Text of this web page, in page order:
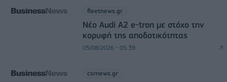
fleetnews.gr
Νέο Audi A2 e-tron με στόχο την
κορυφή της αποδοτικότητας
05/08/2026 - 05:39
csrnews.gr